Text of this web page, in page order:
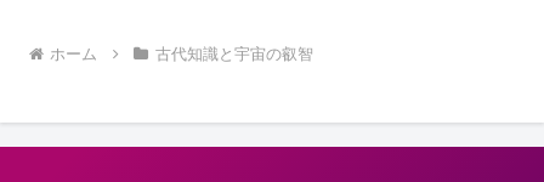
ホーム 古代知識と宇宙の叡智